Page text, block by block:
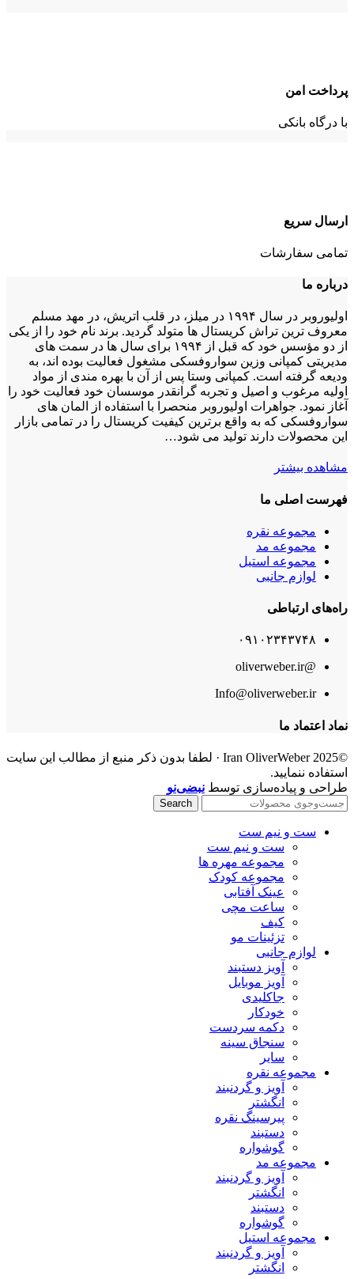
پرداخت امن
با درگاه بانکی
ارسال سریع
تمامی سفارشات
درباره ما
اولیوروبر در سال ۱۹۹۴ در میلز، در قلب اتریش، در مهد مسلم
معروف ترین تراش کریستال ها متولد گردید. برند نام خود را از یکی
از دو مؤسس خود که قبل از ۱۹۹۴ برای سال ها در سمت های
مدیریتی کمپانی وزین سواروفسکی مشغول فعالیت بوده اند، به
ودیعه گرفته است. کمپانی وستا پس از آن با بهره مندی از مواد
اولیه مرغوب و اصیل و تجربه گرانقدر موسسان خود فعالیت خود را
آغاز نمود. جواهرات اولیوروبر منحصرا با استفاده از المان های
سواروفسکی که به واقع برترین کیفیت کریستال را در تمامی بازار
این محصولات دارند تولید می شود…
مشاهده بیشتر
فهرست اصلی ما
مجموعه نقره
مجموعه مد
مجموعه استیل
لوازم جانبی
راه‌های ارتباطی
۰۹۱۰۲۳۴۳۷۴۸
@oliverweber.ir
Info@oliverweber.ir
نماد اعتماد ما
©2025 Iran OliverWeber · لطفا بدون ذکر منبع از مطالب این سایت
استفاده ننمایید.
طراحی و پیاده‌سازی توسط نبضی‌نو
Search
ست و نیم ست
ست و نیم ست
مجموعه مهره ها
مجموعه کودک
عینک آفتابی
ساعت مچی
کیف
تزئینات مو
لوازم جانبی
آویز دستبند
آویز موبایل
جاکلیدی
خودکار
دکمه سردست
سنجاق سینه
سایر
مجموعه نقره
آویز و گردنبند
انگشتر
پیرسینگ نقره
دستبند
گوشواره
مجموعه مد
آویز و گردنبند
انگشتر
دستبند
گوشواره
مجموعه استیل
آویز و گردنبند
انگشتر